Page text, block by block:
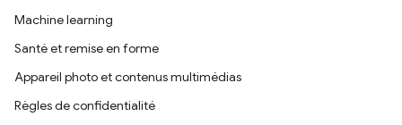
Machine learning
Santé et remise en forme
Appareil photo et contenus multimédias
Règles de confidentialité